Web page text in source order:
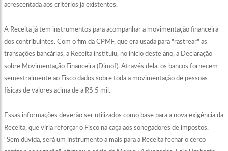
acrescentada aos critérios já existentes.
A Receita já tem instrumentos para acompanhar a movimentação financeira
dos contribuintes. Com o fim da CPMF, que era usada para "rastrear" as
transações bancárias, a Receita instituiu, no início deste ano, a Declaração
sobre Movimentação Financeira (Dimof). Através dela, os bancos fornecem
semestralmente ao Fisco dados sobre toda a movimentação de pessoas
físicas de valores acima de a R$ 5 mil.
Essas informações deverão ser utilizados como base para a nova exigência da
Receita, que viria reforçar o Fisco na caça aos sonegadores de impostos.
"Sem dúvida, será um instrumento a mais para a Receita fechar o cerco